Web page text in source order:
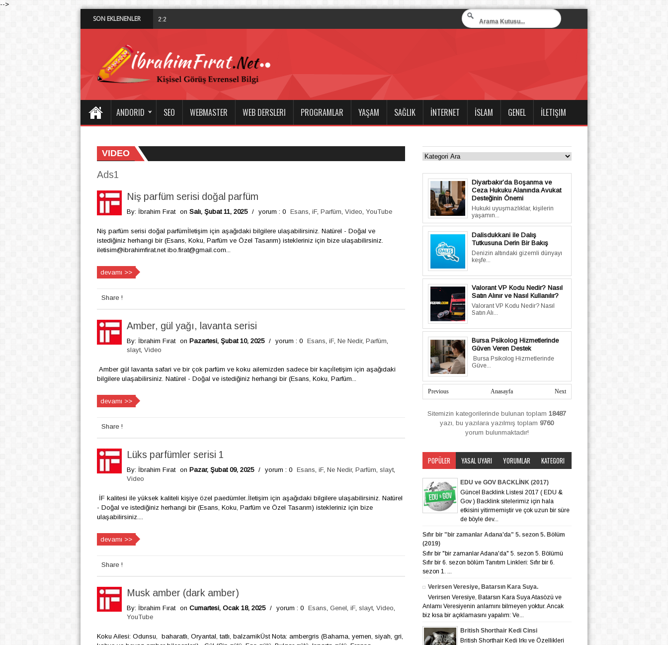
-->
SON EKLENENLER 2:28 PM
ANDORID SEO WEBMASTER WEB DERSLERI PROGRAMLAR YAŞAM SAĞLIK İNTERNET İSLAM GENEL İLETIŞIM
VIDEO
Ads1
Niş parfüm serisi doğal parfüm
By: İbrahim Fırat on Salı, Şubat 11, 2025 / yorum : 0 Esans iF, Parfüm Video YouTube
Niş parfüm serisi doğal parfümİletişim için aşağıdaki bilgilere ulaşabilirsiniz. Natürel - Doğal ve
istediğiniz herhangi bir (Esans, Koku, Parfüm ve Özel Tasarım) istekleriniz için bize ulaşabilirsiniz.
iletisim@ibrahimfirat.net ibo.firat@gmail.com...
devamı >>
Share !
Amber, gül yağı, lavanta serisi
By: İbrahim Fırat on Pazartesi, Şubat 10, 2025 / yorum : 0 Esans iF, Ne Nedir, Parfüm
slayt, Video
Amber gül lavanta safari ve bir çok parfüm ve koku ailemizden sadece bir kaçıİletişim için aşağıdaki
bilgilere ulaşabilirsiniz. Natürel - Doğal ve istediğiniz herhangi bir (Esans, Koku, Parfüm...
devamı >>
Share !
Lüks parfümler serisi 1
By: İbrahim Fırat on Pazar, Şubat 09, 2025 / yorum : 0 Esans iF, Ne Nedir, Parfüm slayt,
Video
İF kalitesi ile yüksek kaliteli kişiye özel paedümler..İletişim için aşağıdaki bilgilere ulaşabilirsiniz. Natürel
- Doğal ve istediğiniz herhangi bir (Esans, Koku, Parfüm ve Özel Tasarım) istekleriniz için bize
ulaşabilirsiniz....
devamı >>
Share !
Musk amber (dark amber)
By: İbrahim Fırat on Cumartesi, Ocak 18, 2025 / yorum : 0 Esans Genel iF, slayt, Video
YouTube
Koku Ailesi: Odunsu, baharatlı, Oryantal, tatlı, balzamikÜst Nota: ambergris (Bahama, yemen, siyah, gri,
Diyarbakır’da Boşanma ve
Ceza Hukuku Alanında Avukat
Desteğinin Önemi
Hukuki uyuşmazlıklar, kişilerin
yaşamın...
Dalisdukkani ile Dalış
Tutkusuna Derin Bir Bakış
Denizin altındaki gizemli dünyayı
keşfe...
Valorant VP Kodu Nedir? Nasıl
Satın Alınır ve Nasıl Kullanılır?
Valorant VP Kodu Nedir? Nasıl
Satın Alı...
Bursa Psikolog Hizmetlerinde
Güven Veren Destek
Bursa Psikolog Hizmetlerinde
Güve...
Previous Next
Anasayfa
Sitemizin kategorilerinde bulunan toplam 18487
yazı, bu yazılara yazılmış toplam 9760
yorum bulunmaktadır!
POPÜLER YASAL UYARI YORUMLAR KATEGORI
EDU ve GOV BACKLİNK (2017)
Güncel Backlink Listesi 2017 ( EDU &
Gov ) Backlink sitelerimiz için hala
etkisini yitirmemiştir ve çok uzun bir süre
de böyle dev...
Sıfır bir "bir zamanlar Adana'da" 5. sezon 5. Bölüm
(2019)
Sıfır bir "bir zamanlar Adana'da" 5. sezon 5. Bölümü
Sıfır bir 6. sezon bölüm Tanıtım Linkleri: Sıfır bir 6.
sezon 1. ...
Verirsen Veresiye, Batarsın Kara Suya.
Verirsen Veresiye, Batarsın Kara Suya Atasözü ve
Anlamı Veresiyenin anlamını bilmeyen yoktur. Ancak
biz kısa bir açıklamasını yapalım: Ve...
British Shorthair Kedi Cinsi
British Shorthair Kedi Irkı ve Özellikleri